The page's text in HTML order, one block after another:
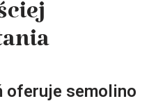
oferuje semolino